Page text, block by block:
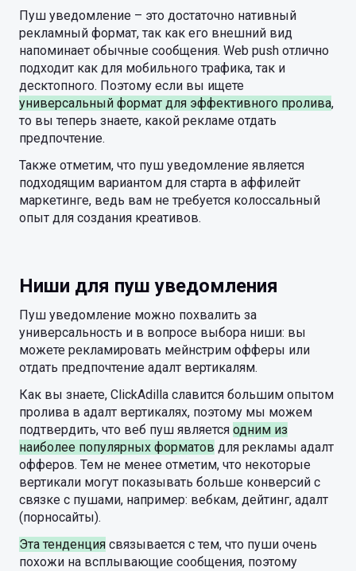
Пуш уведомление – это достаточно нативный
рекламный формат, так как его внешний вид
напоминает обычные сообщения. Web push отлично
подходит как для мобильного трафика, так и
десктопного. Поэтому если вы ищете
универсальный формат для эффективного пролива,
то вы теперь знаете, какой рекламе отдать
предпочтение.
Также отметим, что пуш уведомление является
подходящим вариантом для старта в аффилейт
маркетинге, ведь вам не требуется колоссальный
опыт для создания креативов.
Ниши для пуш уведомления
Пуш уведомление можно похвалить за
универсальность и в вопросе выбора ниши: вы
можете рекламировать мейнстрим офферы или
отдать предпочтение адалт вертикалям.
Как вы знаете, ClickAdilla славится большим опытом
пролива в адалт вертикалях, поэтому мы можем
подтвердить, что веб пуш является одним из
наиболее популярных форматов для рекламы адалт
офферов. Тем не менее отметим, что некоторые
вертикали могут показывать больше конверсий с
связке с пушами, например: вебкам, дейтинг, адалт
(порносайты).
Эта тенденция связывается с тем, что пуши очень
похожи на всплывающие сообщения, поэтому